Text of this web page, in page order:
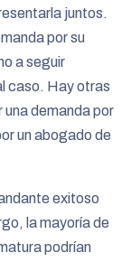
juntos.
por su
a seguir
caso. Hay otras
demanda por
un abogado de
exitoso
la mayoría de
podrían